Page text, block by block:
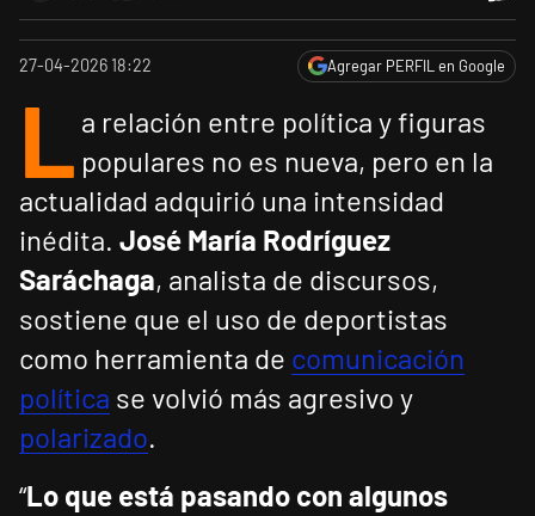
27-04-2026 18:22 Agregar PERFIL en Google
L a relación entre política y figuras
populares no es nueva, pero en la
actualidad adquirió una intensidad
inédita. José María Rodríguez
Saráchaga, analista de discursos,
sostiene que el uso de deportistas
como herramienta de comunicación
política se volvió más agresivo y
polarizado.
“Lo que está pasando con algunos